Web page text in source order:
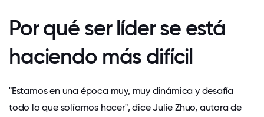
Por qué ser líder se está
haciendo más difícil
"Estamos en una época muy, muy dinámica y desafía
todo lo que solíamos hacer", dice Julie Zhuo, autora de